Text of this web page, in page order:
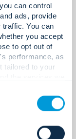
can control
ads, provide
You can
you accept
to opt out of
performance, as
tailored to your
more information